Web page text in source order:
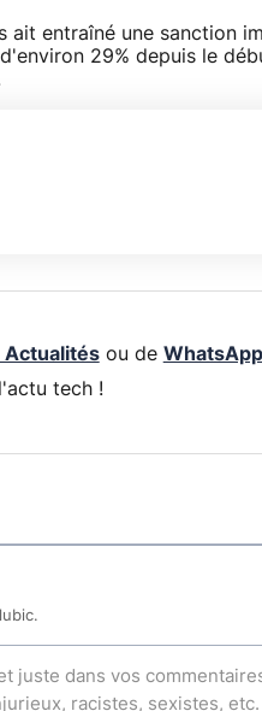
ait entraîné une sanction
29% depuis le
Actualitésou de WhatsApp
tech !